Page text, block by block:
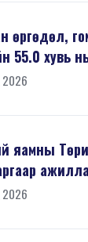
өргөдөл,
55.0 хувь
2026
яамны
2026